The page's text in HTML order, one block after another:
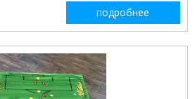
подробнее